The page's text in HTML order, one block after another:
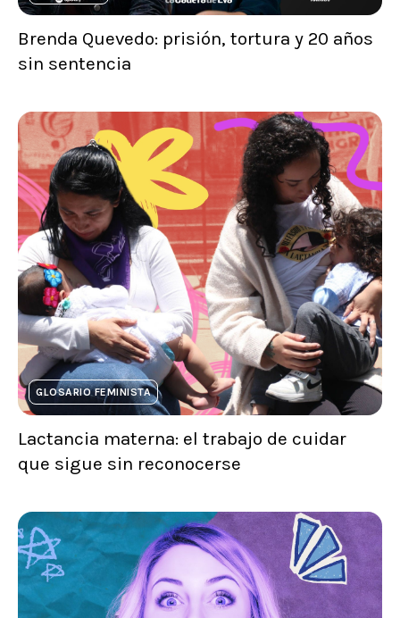
Brenda Quevedo: prisión, tortura y 20 años
sin sentencia
GLOSARIO FEMINISTA
Lactancia materna: el trabajo de cuidar
que sigue sin reconocerse